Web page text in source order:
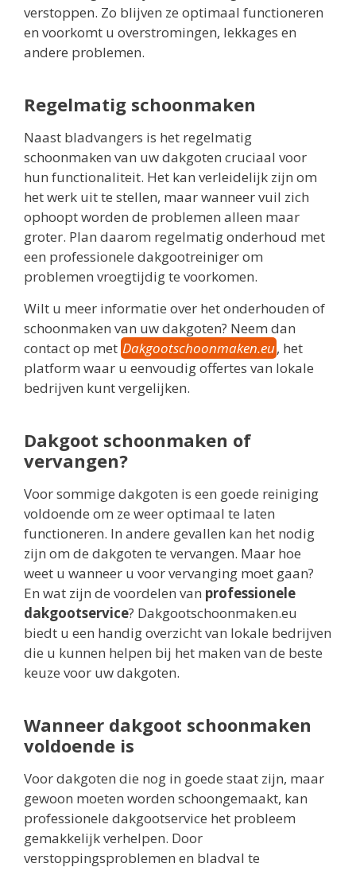
verstoppen. Zo blijven ze optimaal functioneren
en voorkomt u overstromingen, lekkages en
andere problemen.
Regelmatig schoonmaken
Naast bladvangers is het regelmatig
schoonmaken van uw dakgoten cruciaal voor
hun functionaliteit. Het kan verleidelijk zijn om
het werk uit te stellen, maar wanneer vuil zich
ophoopt worden de problemen alleen maar
groter. Plan daarom regelmatig onderhoud met
een professionele dakgootreiniger om
problemen vroegtijdig te voorkomen.
Wilt u meer informatie over het onderhouden of
schoonmaken van uw dakgoten? Neem dan
contact op met Dakgootschoonmaken.eu, het
platform waar u eenvoudig offertes van lokale
bedrijven kunt vergelijken.
Dakgoot schoonmaken of
vervangen?
Voor sommige dakgoten is een goede reiniging
voldoende om ze weer optimaal te laten
functioneren. In andere gevallen kan het nodig
zijn om de dakgoten te vervangen. Maar hoe
weet u wanneer u voor vervanging moet gaan?
En wat zijn de voordelen van professionele
dakgootservice? Dakgootschoonmaken.eu
biedt u een handig overzicht van lokale bedrijven
die u kunnen helpen bij het maken van de beste
keuze voor uw dakgoten.
Wanneer dakgoot schoonmaken
voldoende is
Voor dakgoten die nog in goede staat zijn, maar
gewoon moeten worden schoongemaakt, kan
professionele dakgootservice het probleem
gemakkelijk verhelpen. Door
verstoppingsproblemen en bladval te